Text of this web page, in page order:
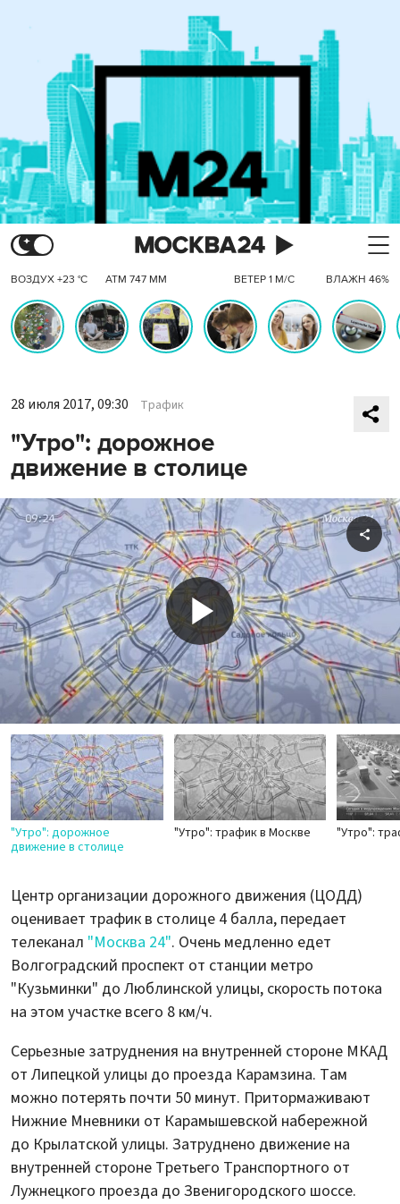
ВОЗДУХ +23 °C АТМ 747 ММ ВЕТЕР 1 М/С ВЛАЖН 46%
28 июля 2017, 09:30 Трафик
"Утро": дорожное
движение в столице
Play
Video
"Утро": дорожное
движение в столице
"Утро": трафик в Москве "Утро":
Центр организации дорожного движения (ЦОДД)
оценивает трафик в столице 4 балла, передает
телеканал "Москва 24". Очень медленно едет
Волгоградский проспект от станции метро
"Кузьминки" до Люблинской улицы, скорость потока
на этом участке всего 8 км/ч.
Серьезные затруднения на внутренней стороне МКАД
от Липецкой улицы до проезда Карамзина. Там
можно потерять почти 50 минут. Притормаживают
Нижние Мневники от Карамышевской набережной
до Крылатской улицы. Затруднено движение на
внутренней стороне Третьего Транспортного от
Лужнецкого проезда до Звенигородского шоссе.